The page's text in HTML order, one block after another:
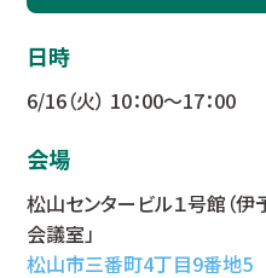
日時
6/16（火） 10：00～17：00
会場
松山センタービル１号館（伊
会議室」
松山市三番町4丁目9番地5